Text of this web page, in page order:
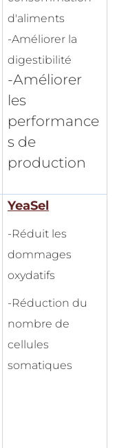
d'aliments
-Améliorer la
digestibilité
-Améliorer
les
performance
s de
production
YeaSel
-Réduit les
dommages
oxydatifs
-Réduction du
nombre de
cellules
somatiques